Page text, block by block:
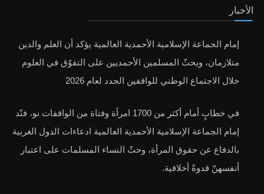
الأخبار
إمام الجماعة الإسلامية الأحمدية العالمية يؤكد أن العلم والدين
متلازمان، ويحثّ المسلمين الأحمديين على التفوّق في العلوم
خلال الاجتماع الوطني للواقفين الجدد لعام 2026
في خطابٍ أمام أكثر من 1700 امرأة وفتاة من الواقفات نو، فنّد
إمام الجماعة الإسلامية الأحمدية العالمية ادعاءات الدول الغربية
بالدفاع عن حقوق المرأة، وحثّ النساء المسلمات على اعتبار
أنفسهنّ قدوةً أخلاقية.